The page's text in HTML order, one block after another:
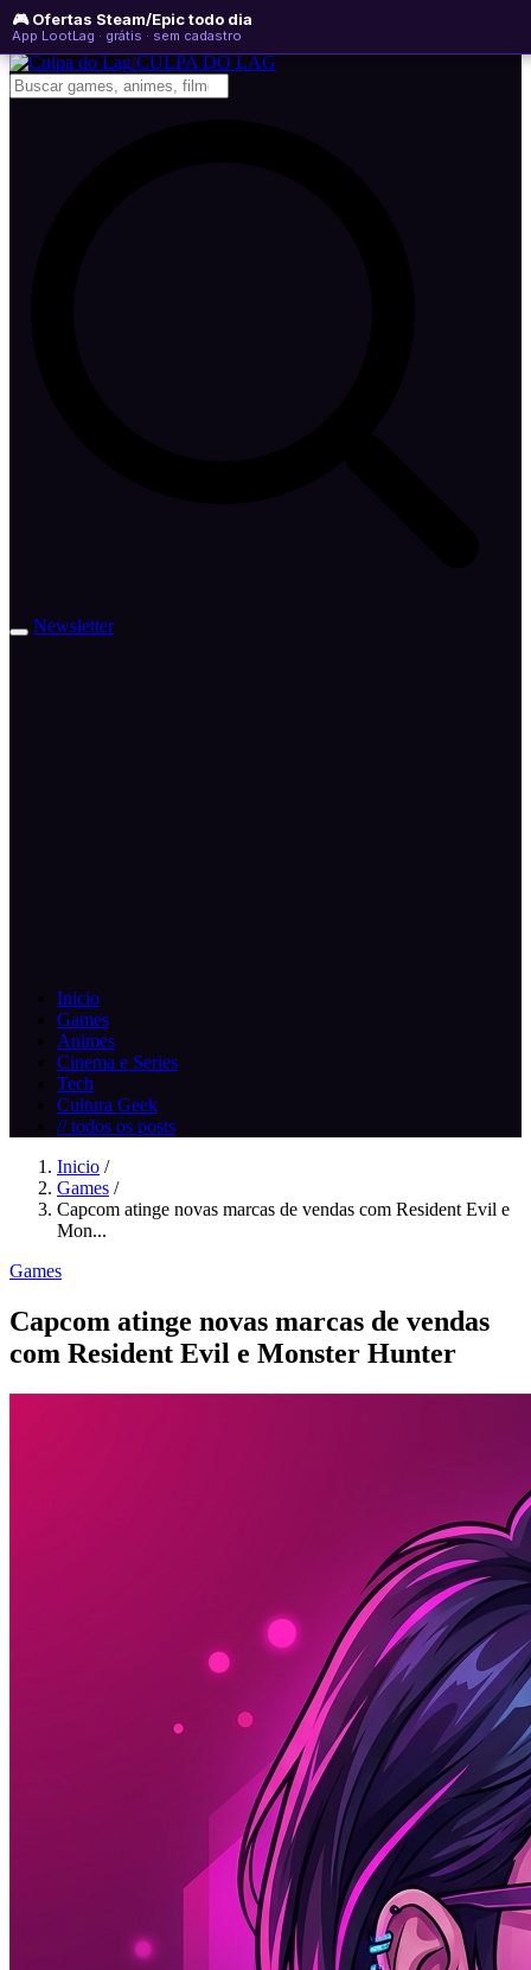
🎮 Ofertas Steam/Epic todo dia
App LootLag · grátis · sem cadastro
sexta-feira, 07 de agosto de 2026
Newsletter
CULPA DO LAG
Newsletter
Inicio
Games
Animes
Cinema e Series
Tech
Cultura Geek
// todos os posts
Inicio /
Games /
Capcom atinge novas marcas de vendas com Resident Evil e
Mon...
Games
Capcom atinge novas marcas de vendas
com Resident Evil e Monster Hunter